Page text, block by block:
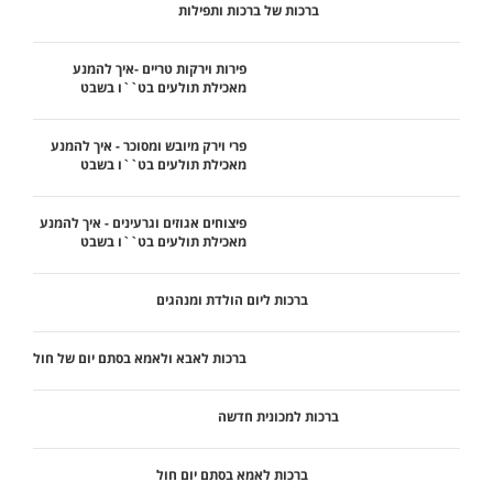
ברכות של ברכות ותפילות
פירות וירקות טריים -איך להמנע
מאכילת תולעים בט``ו בשבט
פרי וירק מיובש ומסוכר - איך להמנע
מאכילת תולעים בט``ו בשבט
פיצוחים אגוזים וגרעינים - איך להמנע
מאכילת תולעים בט``ו בשבט
ברכות ליום הולדת ומנהגים
ברכות לאבא ולאמא בסתם יום של חול
ברכות למכונית חדשה
ברכות לאמא בסתם יום חול